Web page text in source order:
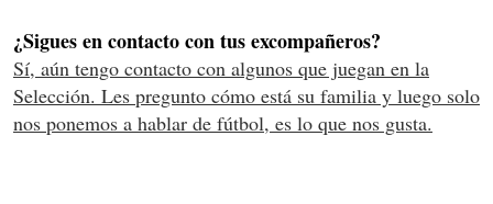
¿Sigues en contacto con tus excompañeros?
Sí, aún tengo contacto con algunos que juegan en la
Selección. Les pregunto cómo está su familia y luego solo
nos ponemos a hablar de fútbol, es lo que nos gusta.